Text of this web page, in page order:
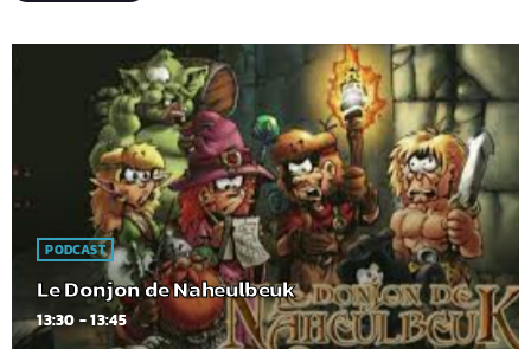
PODCAST
Le Donjon de Naheulbeuk
13:30 - 13:45